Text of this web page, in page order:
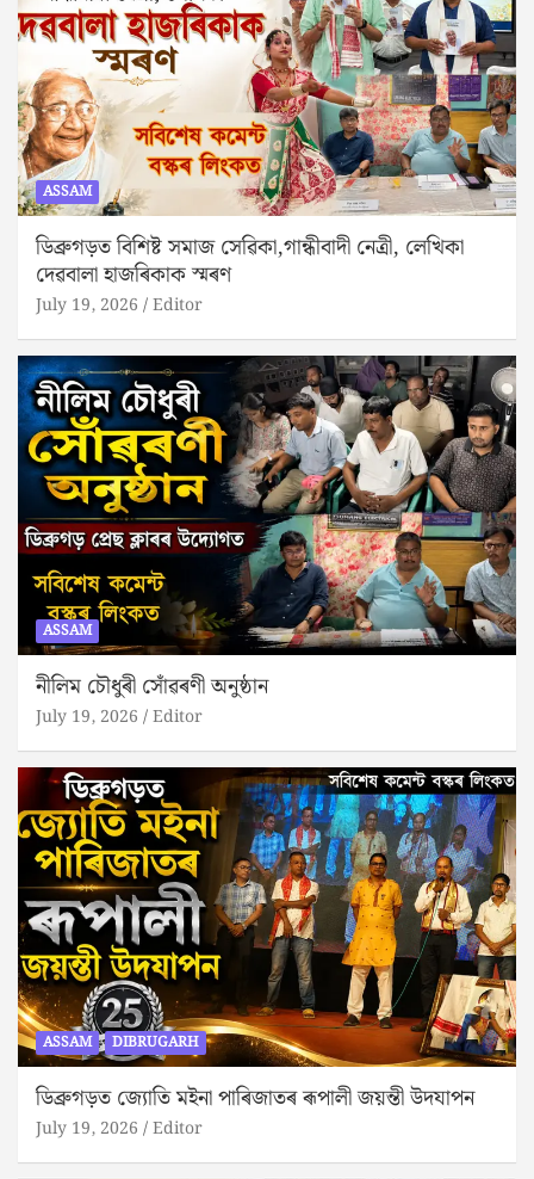
ASSAM
ডিব্ৰুগড়ত বিশিষ্ট সমাজ সেৱিকা,গান্ধীবাদী নেত্ৰী, লেখিকা
দেৱবালা হাজৰিকাক স্মৰণ
July 19, 2026 Editor
ASSAM
নীলিম চৌধুৰী সোঁৱৰণী অনুষ্ঠান
July 19, 2026 Editor
ASSAM DIBRUGARH
ডিব্ৰুগড়ত জ্যোতি মইনা পাৰিজাতৰ ৰূপালী জয়ন্তী উদযাপন
July 19, 2026 Editor